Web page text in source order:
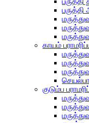
காயம்
குடும்ப